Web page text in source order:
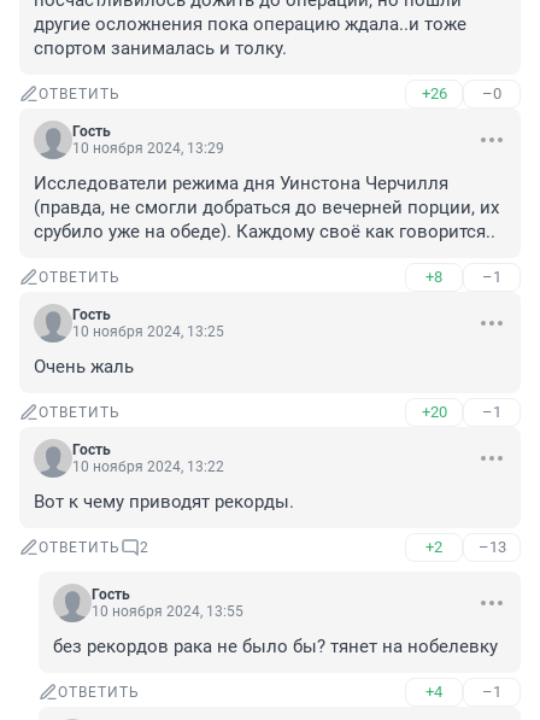
другие осложнения пока операцию ждала..и тоже
спортом занималась и толку.
ОТВЕТИТЬ +26 –0
Гость
10 ноября 2024, 13:29
Исследователи режима дня Уинстона Черчилля
(правда, не смогли добраться до вечерней порции, их
срубило уже на обеде). Каждому своё как говорится..
ОТВЕТИТЬ +8 –1
Гость
10 ноября 2024, 13:25
Очень жаль
ОТВЕТИТЬ +20 –1
Гость
10 ноября 2024, 13:22
Вот к чему приводят рекорды.
ОТВЕТИТЬ 2 +2 –13
Гость
10 ноября 2024, 13:55
без рекордов рака не было бы? тянет на нобелевку
ОТВЕТИТЬ +4 –1